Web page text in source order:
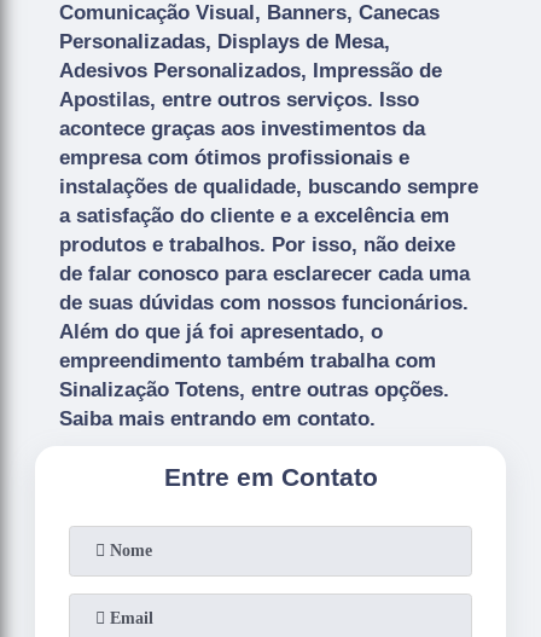
Comunicação Visual, Banners, Canecas
Personalizadas, Displays de Mesa,
Adesivos Personalizados, Impressão de
Apostilas, entre outros serviços. Isso
acontece graças aos investimentos da
empresa com ótimos profissionais e
instalações de qualidade, buscando sempre
a satisfação do cliente e a excelência em
produtos e trabalhos. Por isso, não deixe
de falar conosco para esclarecer cada uma
de suas dúvidas com nossos funcionários.
Além do que já foi apresentado, o
empreendimento também trabalha com
Sinalização Totens, entre outras opções.
Saiba mais entrando em contato.
Entre em Contato